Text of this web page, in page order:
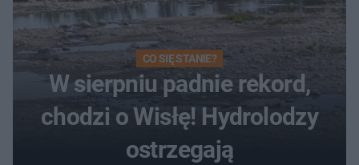
CO SIĘ STANIE?
W sierpniu padnie rekord,
chodzi o Wisłę! Hydrolodzy
ostrzegają